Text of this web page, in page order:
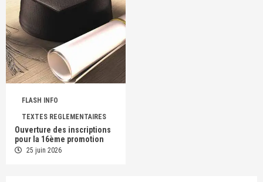
FLASH INFO
TEXTES REGLEMENTAIRES
Ouverture des inscriptions
pour la 16ème promotion
25 juin 2026